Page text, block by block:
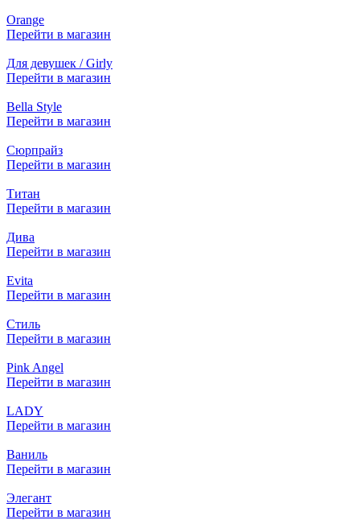
Orange
Перейти в магазин
Для девушек / Girly
Перейти в магазин
Bella Style
Перейти в магазин
Сюрпрайз
Перейти в магазин
Титан
Перейти в магазин
Дива
Перейти в магазин
Evita
Перейти в магазин
Стиль
Перейти в магазин
Pink Angel
Перейти в магазин
LADY
Перейти в магазин
Ваниль
Перейти в магазин
​Элегант
Перейти в магазин